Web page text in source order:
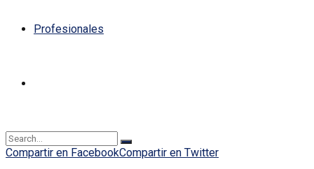
Profesionales
Compartir en FacebookCompartir en Twitter